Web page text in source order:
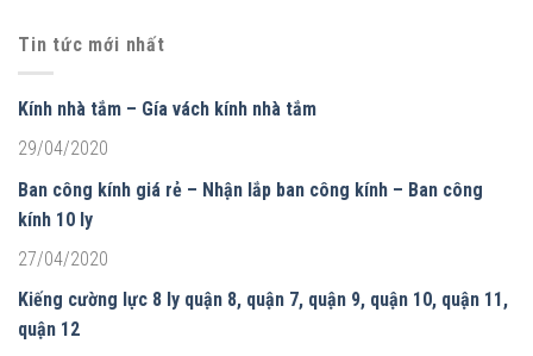
Tin tức mới nhất
Kính nhà tắm – Gía vách kính nhà tắm
29/04/2020
Ban công kính giá rẻ – Nhận lắp ban công kính – Ban công
kính 10 ly
27/04/2020
Kiếng cường lực 8 ly quận 8, quận 7, quận 9, quận 10, quận 11,
quận 12